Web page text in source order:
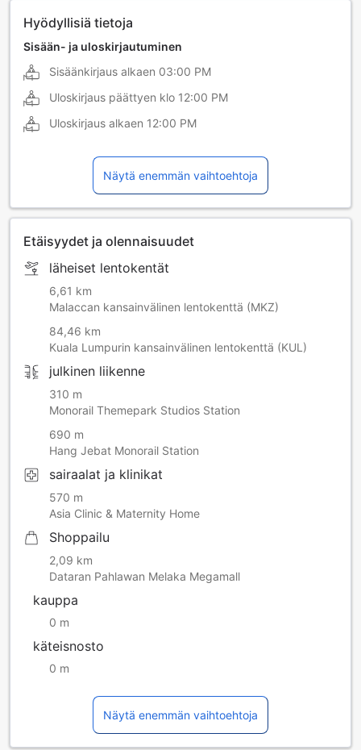
Hyödyllisiä tietoja
Sisään- ja uloskirjautuminen
Sisäänkirjaus alkaen 03:00 PM
Uloskirjaus päättyen klo 12:00 PM
Uloskirjaus alkaen 12:00 PM
Näytä enemmän vaihtoehtoja
Etäisyydet ja olennaisuudet
läheiset lentokentät
6,61 km
Malaccan kansainvälinen lentokenttä (MKZ)
84,46 km
Kuala Lumpurin kansainvälinen lentokenttä (KUL)
julkinen liikenne
310 m
Monorail Themepark Studios Station
690 m
Hang Jebat Monorail Station
sairaalat ja klinikat
570 m
Asia Clinic & Maternity Home
Shoppailu
2,09 km
Dataran Pahlawan Melaka Megamall
kauppa
0 m
käteisnosto
0 m
Näytä enemmän vaihtoehtoja